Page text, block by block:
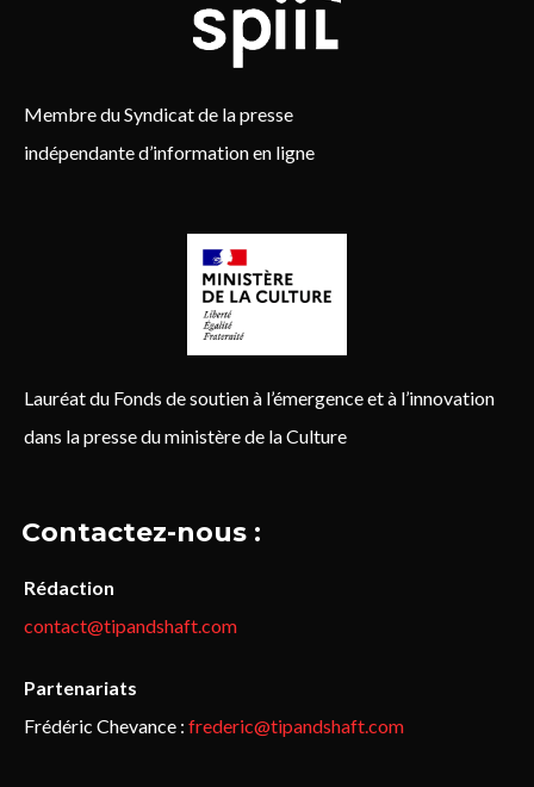
Membre du Syndicat de la presse
indépendante d’information en ligne
Lauréat du Fonds de soutien à l’émergence et à l’innovation
dans la presse du ministère de la Culture
Contactez-nous :
Rédaction
contact@tipandshaft.com
Partenariats
Frédéric Chevance : frederic@tipandshaft.com